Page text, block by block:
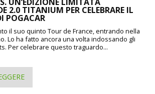
2.0 TITANIUM PER CELEBRARE IL
POGACAR
il suo quinto Tour de France, entrando nella
Lo ha fatto ancora una volta indossando gli
Per celebrare questo traguardo...